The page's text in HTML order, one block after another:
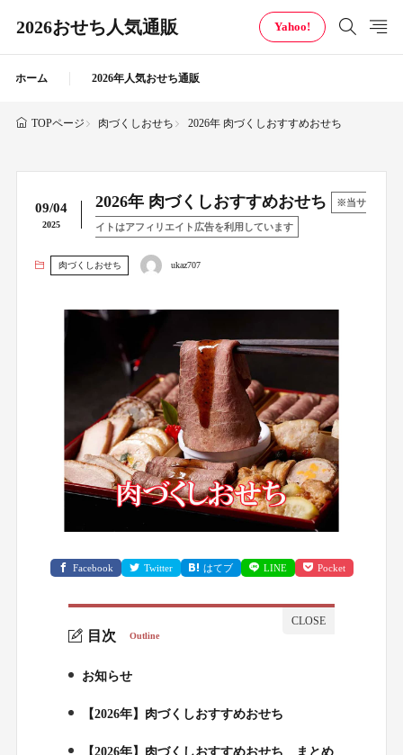
2026おせち人気通販 Yahoo!
ホーム 2026年人気おせち通販
TOPページ 肉づくしおせち 2026年 肉づくしおすすめおせち
09/04
2025
2026年 肉づくしおすすめおせち ※当サ
イトはアフィリエイト広告を利用しています
肉づくしおせち ukaz707
Facebook Twitter はてブ LINE Pocket
目次 Outline
1.
お知らせ
【2026年】肉づくしおすすめおせち
【2026年】肉づくしおすすめおせち まとめ